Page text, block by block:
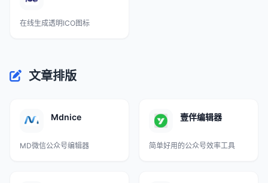
在线生成透明ICO图标
文章排版
Mdnice
MD微信公众号编辑器
壹伴编辑器
简单好用的公众号效率工具